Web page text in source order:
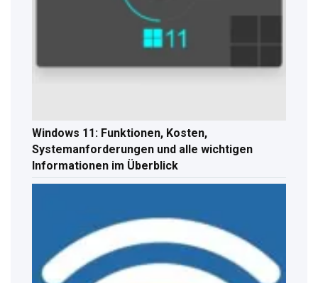
Windows 11: Funktionen, Kosten,
Systemanforderungen und alle wichtigen
Informationen im Überblick